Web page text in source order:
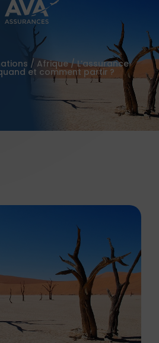
/ Afrique/L’assurance
et comment partir ?